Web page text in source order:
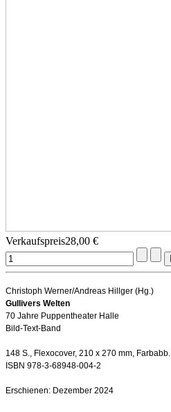
Verkaufspreis28,00 €
Christoph Werner/Andreas Hillger (Hg.)
Gullivers Welten
70 Jahre Puppentheater Halle
Bild-Text-Band
148 S., Flexocover, 210 x 270 mm, Farbabb.
ISBN 978-3-68948-004-2
Erschienen: Dezember 2024